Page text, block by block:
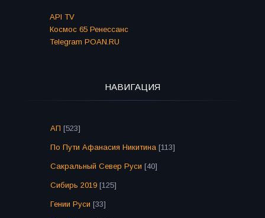
API TV
Космос 65 Ренессанс
Telegram POAN.RU
НАВИГАЦИЯ
АП [523]
По Пути Афанасия Никитина [113]
Сакральный Север Руси [40]
Сибирь 2019 [125]
Гении Руси [33]